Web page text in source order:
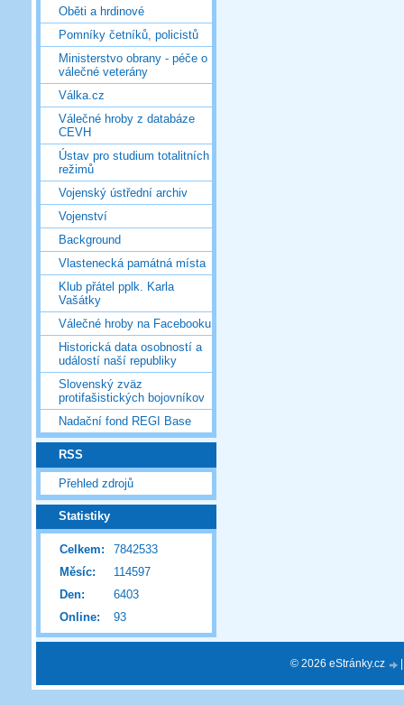
Oběti a hrdinové
Pomníky četníků, policistů
Ministerstvo obrany - péče o
válečné veterány
Válka.cz
Válečné hroby z databáze
CEVH
Ústav pro studium totalitních
režimů
Vojenský ústřední archiv
Vojenství
Background
Vlastenecká památná místa
Klub přátel pplk. Karla
Vašátky
Válečné hroby na Facebooku
Historická data osobností a
událostí naší republiky
Slovenský zväz
protifašistických bojovníkov
Nadační fond REGI Base
RSS
Přehled zdrojů
Statistiky
Online: 93
Celkem:
7842533
Měsíc:
114597
Den:
6403
© 2026 eStránky.cz